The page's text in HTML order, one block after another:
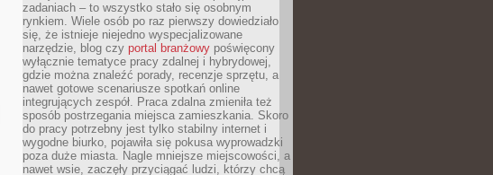
zadaniach – to wszystko stało się osobnym
rynkiem. Wiele osób po raz pierwszy dowiedziało
się, że istnieje niejedno wyspecjalizowane
narzędzie, blog czy portal branżowy poświęcony
wyłącznie tematyce pracy zdalnej i hybrydowej,
gdzie można znaleźć porady, recenzje sprzętu, a
nawet gotowe scenariusze spotkań online
integrujących zespół. Praca zdalna zmieniła też
sposób postrzegania miejsca zamieszkania. Skoro
do pracy potrzebny jest tylko stabilny internet i
wygodne biurko, pojawiła się pokusa wyprowadzki
poza duże miasta. Nagle mniejsze miejscowości, a
nawet wsie, zaczęły przyciągać ludzi, którzy chcą